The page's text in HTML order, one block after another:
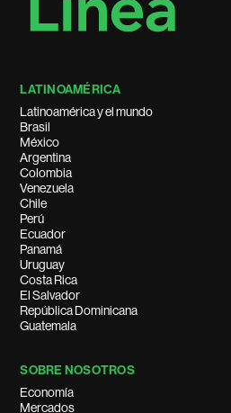
LATINOAMÉRICA
Latinoamérica y el mundo
Brasil
México
Argentina
Colombia
Venezuela
Chile
Perú
Ecuador
Panamá
Uruguay
Costa Rica
El Salvador
República Dominicana
Guatemala
SOBRE NOSOTROS
Economía
Mercados